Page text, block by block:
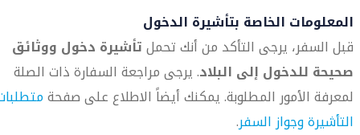
المعلومات الخاصة بتأشيرة الدخول
قبل السفر، يرجى التأكد من أنك تحملتأشيرة دخول ووثائق
صحيحة للدخول إلى البلاد. يرجى مراجعة السفارة ذات الصلة
لمعرفة الأمور المطلوبة. يمكنك أيضاً الاطلاع على صفحة
التأشيرة وجواز السفر.